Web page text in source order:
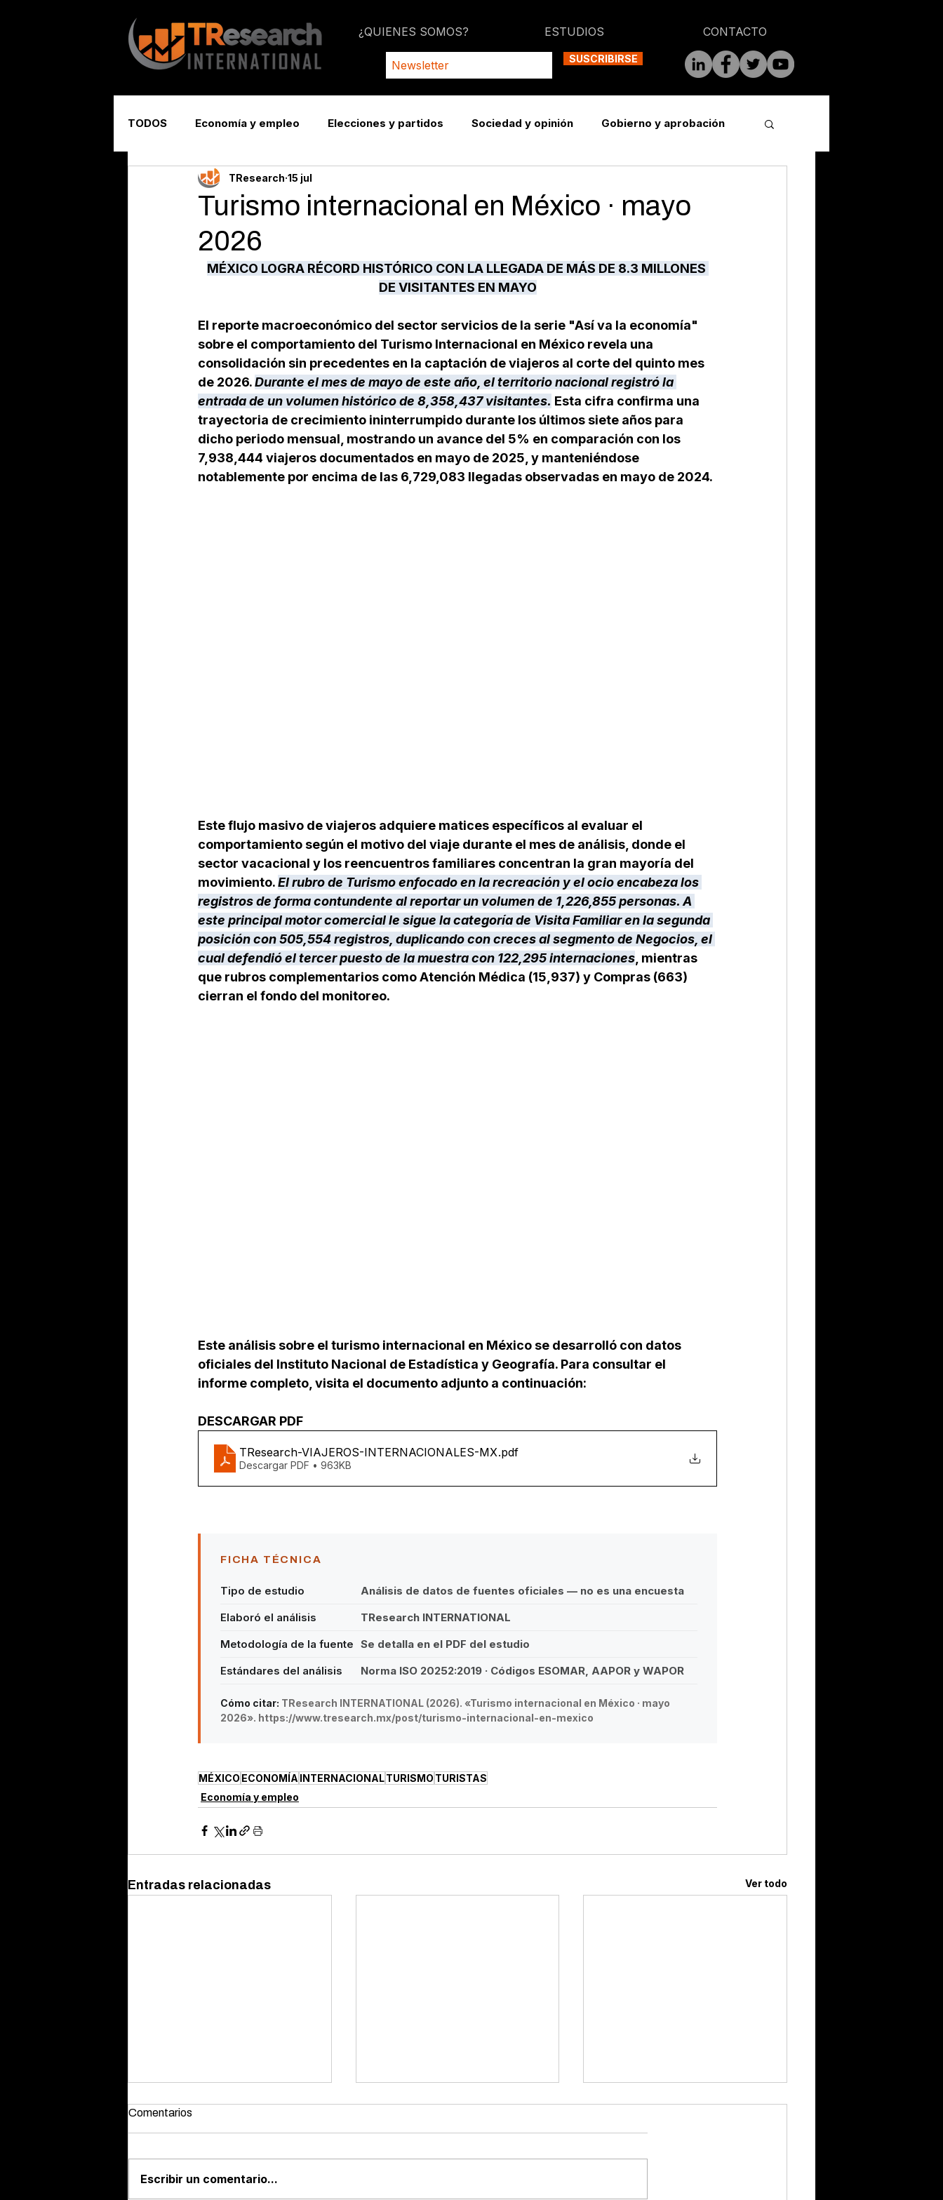
¿QUIENES SOMOS? ESTUDIOS CONTACTO
SUSCRIBIRSE
TODOS Economía y empleo Elecciones y partidos Sociedad y opinión Gobierno y aprobación
Seguridad y justicia
Turismo internacional en México · mayo
2026
TResearch 15 jul
MÉXICO LOGRA RÉCORD HISTÓRICO CON LA LLEGADA DE MÁS DE 8.3 MILLONES
DE VISITANTES EN MAYO
El reporte macroeconómico del sector servicios de la serie "Así va la economía"
sobre el comportamiento del Turismo Internacional en México revela una
consolidación sin precedentes en la captación de viajeros al corte del quinto mes
de 2026. Durante el mes de mayo de este año, el territorio nacional registró la
entrada de un volumen histórico de 8,358,437 visitantes. Esta cifra confirma una
trayectoria de crecimiento ininterrumpido durante los últimos siete años para
dicho periodo mensual, mostrando un avance del 5% en comparación con los
7,938,444 viajeros documentados en mayo de 2025, y manteniéndose
notablemente por encima de las 6,729,083 llegadas observadas en mayo de 2024.
Este flujo masivo de viajeros adquiere matices específicos al evaluar el
comportamiento según el motivo del viaje durante el mes de análisis, donde el
sector vacacional y los reencuentros familiares concentran la gran mayoría del
movimiento. El rubro de Turismo enfocado en la recreación y el ocio encabeza los
registros de forma contundente al reportar un volumen de 1,226,855 personas. A
este principal motor comercial le sigue la categoría de Visita Familiar en la segunda
posición con 505,554 registros, duplicando con creces al segmento de Negocios, el
cual defendió el tercer puesto de la muestra con 122,295 internaciones, mientras
que rubros complementarios como Atención Médica (15,937) y Compras (663)
cierran el fondo del monitoreo.
Este análisis sobre el turismo internacional en México se desarrolló con datos
oficiales del Instituto Nacional de Estadística y Geografía. Para consultar el
informe completo, visita el documento adjunto a continuación:
DESCARGAR PDF
TResearch-VIAJEROS-INTERNACIONALES-MX.pdf
Descargar PDF • 963KB
FICHA TÉCNICA
Tipo de estudio
Análisis de datos de fuentes oficiales — no es una encuesta
Elaboró el análisis
TResearch INTERNATIONAL
Metodología de la fuente Se detalla en el PDF del estudio
Estándares del análisis
Norma ISO 20252:2019 · Códigos ESOMAR, AAPOR y WAPOR
Cómo citar: TResearch INTERNATIONAL (2026). «Turismo internacional en México · mayo
2026». https://www.tresearch.mx/post/turismo-internacional-en-mexico
MÉXICO ECONOMÍA INTERNACIONALTURISMO TURISTAS
Economía y empleo
Entradas relacionadas Ver todo
Comentarios
Escribir un comentario...